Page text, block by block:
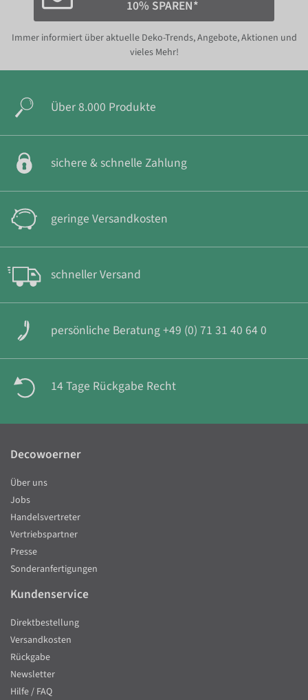
10% SPAREN*
Immer informiert über aktuelle Deko-Trends, Angebote, Aktionen und
vieles Mehr!
Über 8.000 Produkte
sichere & schnelle Zahlung
geringe Versandkosten
schneller Versand
persönliche Beratung +49 (0) 71 31 40 64 0
14 Tage Rückgabe Recht
Decowoerner
Über uns
Jobs
Handelsvertreter
Vertriebspartner
Presse
Sonderanfertigungen
Kundenservice
Direktbestellung
Versandkosten
Rückgabe
Newsletter
Hilfe / FAQ